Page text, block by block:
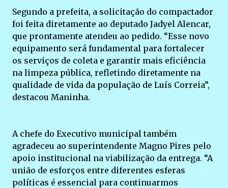
Segundo a prefeita, a solicitação do compactador
foi feita diretamente ao deputado Jadyel Alencar,
que prontamente atendeu ao pedido. “Esse novo
equipamento será fundamental para fortalecer
os serviços de coleta e garantir mais eficiência
na limpeza pública, refletindo diretamente na
qualidade de vida da população de Luís Correia”,
destacou Maninha.
A chefe do Executivo municipal também
agradeceu ao superintendente Magno Pires pelo
apoio institucional na viabilização da entrega. “A
união de esforços entre diferentes esferas
políticas é essencial para continuarmos